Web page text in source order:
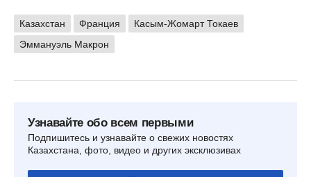
Казахстан Франция
Касым-Жомарт Токаев
Эммануэль Макрон
Узнавайте обо всем первыми
Подпишитесь и узнавайте о свежих новостях
Казахстана, фото, видео и других эксклюзивах